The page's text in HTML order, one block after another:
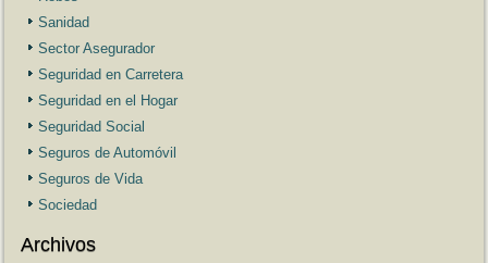
Sanidad
Sector Asegurador
Seguridad en Carretera
Seguridad en el Hogar
Seguridad Social
Seguros de Automóvil
Seguros de Vida
Sociedad
Archivos